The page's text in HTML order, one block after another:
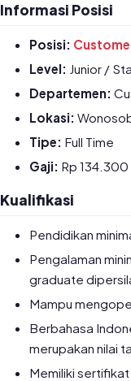
Informasi Posisi
Posisi:
Level: Junior /
Departemen:
Lokasi:
Tipe: Full Time
Gaji: Rp
Kualifikasi
Pendidikan
Pengalaman
graduate
Mampu
Berbahasa
merupakan nilai
Memiliki sertifikat